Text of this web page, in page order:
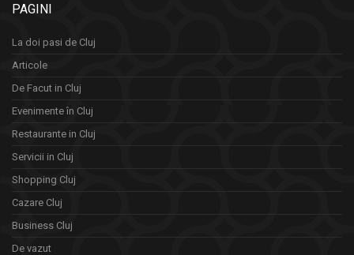
PAGINI
La doi pasi de Cluj
Articole
De Facut in Cluj
Evenimente în Cluj
Restaurante in Cluj
Servicii in Cluj
Shopping Cluj
Cazare Cluj
Business Cluj
De vazut